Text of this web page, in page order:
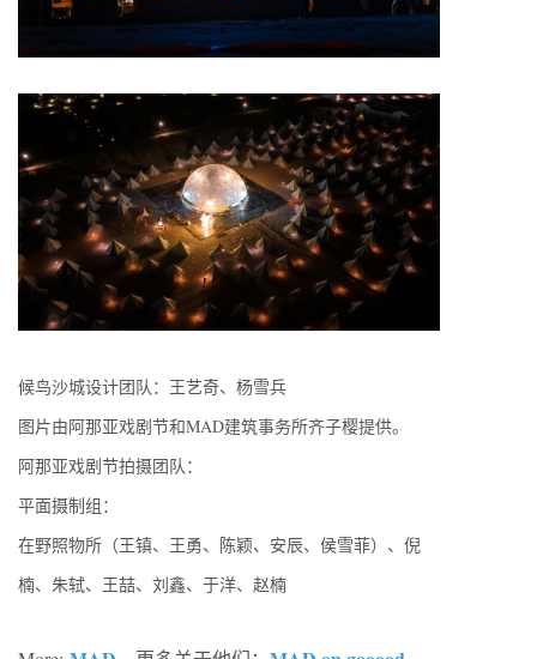
候鸟沙城设计团队：王艺奇、杨雪兵
图片由阿那亚戏剧节和MAD建筑事务所齐子樱提供。
阿那亚戏剧节拍摄团队：
平面摄制组：
在野照物所（王镇、王勇、陈颖、安辰、侯雪菲）、倪
楠、朱轼、王喆、刘鑫、于洋、赵楠